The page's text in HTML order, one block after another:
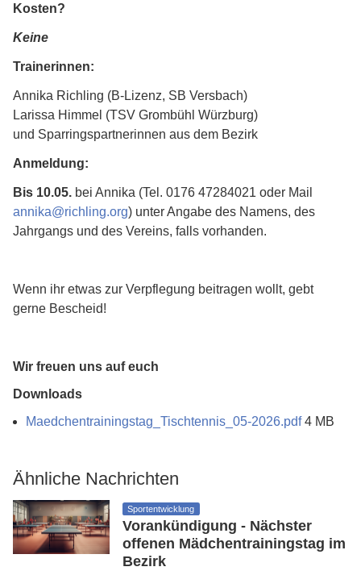
Kosten?
Keine
Trainerinnen:
Annika Richling (B-Lizenz, SB Versbach)
Larissa Himmel (TSV Grombühl Würzburg)
und Sparringspartnerinnen aus dem Bezirk
Anmeldung:
Bis 10.05. bei Annika (Tel. 0176 47284021 oder Mail
annika@richling.org) unter Angabe des Namens, des
Jahrgangs und des Vereins, falls vorhanden.
Wenn ihr etwas zur Verpflegung beitragen wollt, gebt
gerne Bescheid!
Wir freuen uns auf euch
Downloads
Maedchentrainingstag_Tischtennis_05-2026.pdf4 MB
Ähnliche Nachrichten
Sportentwicklung
Vorankündigung - Nächster
offenen Mädchentrainingstag im
Bezirk